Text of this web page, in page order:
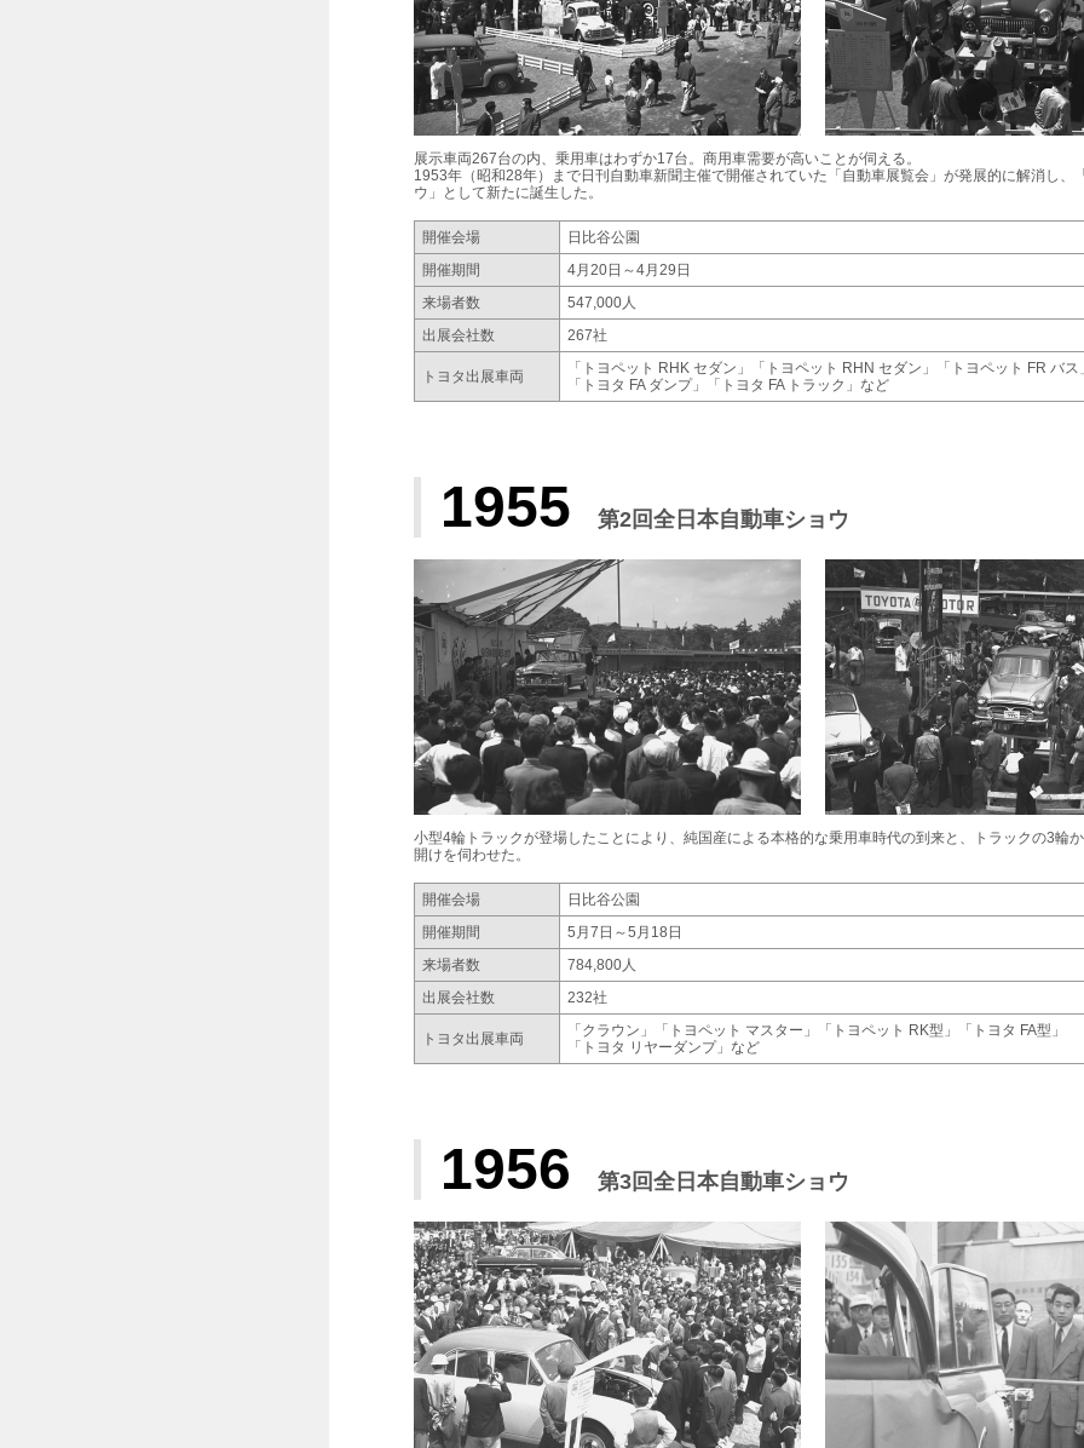
展示車両267台の内、乗用車はわずか17台。商用車需要が高いことが伺える。
1953年（昭和28年）まで日刊自動車新聞主催で開催されていた「自動車展覧会」が発展的に解消し、
ウ」として新たに誕生した。
開催会場
日比谷公園
開催期間
4月20日～4月29日
来場者数
547,000人
出展会社数
267社
トヨタ出展車両 「トヨペット RHK セダン」 「トヨペット RHN セダン」
「トヨペット FR バス
「トヨタ FA ダンプ」
「トヨタ FA トラック」など
1955 第2回全日本自動車ショウ
小型4輪トラックが登場したことにより、純国産による本格的な乗用車時代の到来と、トラックの3輪
開けを伺わせた。
開催会場
日比谷公園
開催期間
5月7日～5月18日
来場者数
784,800人
出展会社数
232社
トヨタ出展車両 「クラウン」「トヨペット マスター」 「トヨペット RK型」
「トヨタ FA型」
「トヨタ リヤーダンプ」など
1956 第3回全日本自動車ショウ